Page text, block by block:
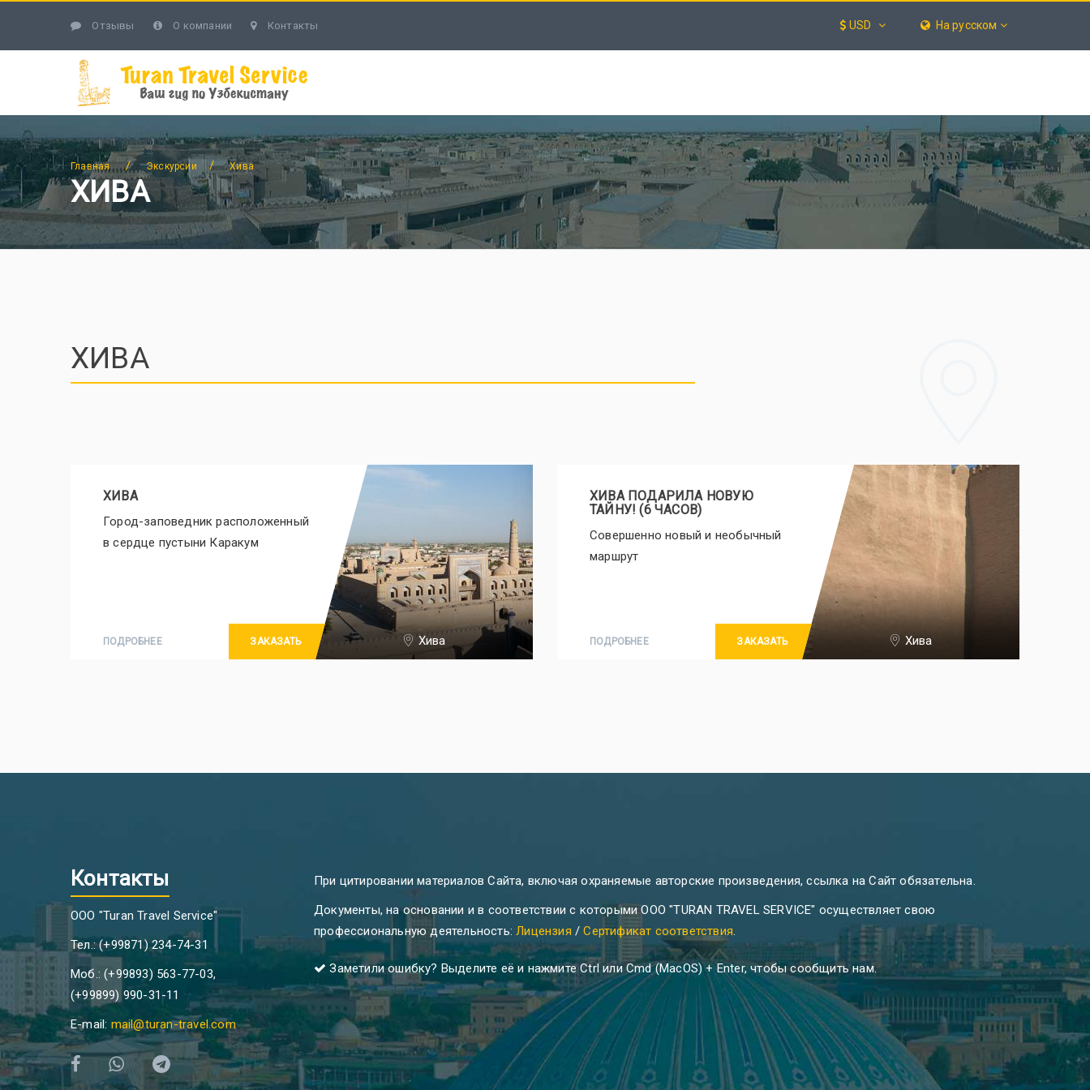
Отзывы О компании Контакты USD На русском
Главная / Экскурсии / Хива
ХИВА
ХИВА
Хива
ХИВА
Город-заповедник расположенный
в сердце пустыни Каракум
ПОДРОБНЕЕ ЗАКАЗАТЬ Хива
ХИВА ПОДАРИЛА НОВУЮ
ТАЙНУ! (6 ЧАСОВ)
Совершенно новый и необычный
маршрут
ПОДРОБНЕЕ ЗАКАЗАТЬ
Контакты
ООО "Turan Travel Service"
Тел.: (+99871) 234-74-31
Моб.: (+99893) 563-77-03,
(+99899) 990-31-11
E-mail: mail@turan-travel.com
При цитировании материалов Сайта, включая охраняемые авторские произведения, ссылка на Сайт обязательна.
Документы, на основании и в соответствии с которыми ООО "TURAN TRAVEL SERVICE" осуществляет свою
профессиональную деятельность:Лицензия /Сертификат соответствия.
Заметили ошибку? Выделите её и нажмите Ctrl или Cmd (MacOS) + Enter, чтобы сообщить нам.